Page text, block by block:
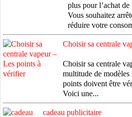
plus pour l’achat de
Vous souhaitez
réduire votre
Choisir sa centrale
Choisir sa centrale
multitude de
points doivent être
Voici une...
cadeau publicitaire